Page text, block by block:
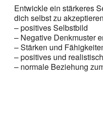
Entwickle ein stärkeres
dich selbst zu
– positives Selbstbild
– Negative Denkmuster
– Stärken und
– positives und
– normale Beziehung